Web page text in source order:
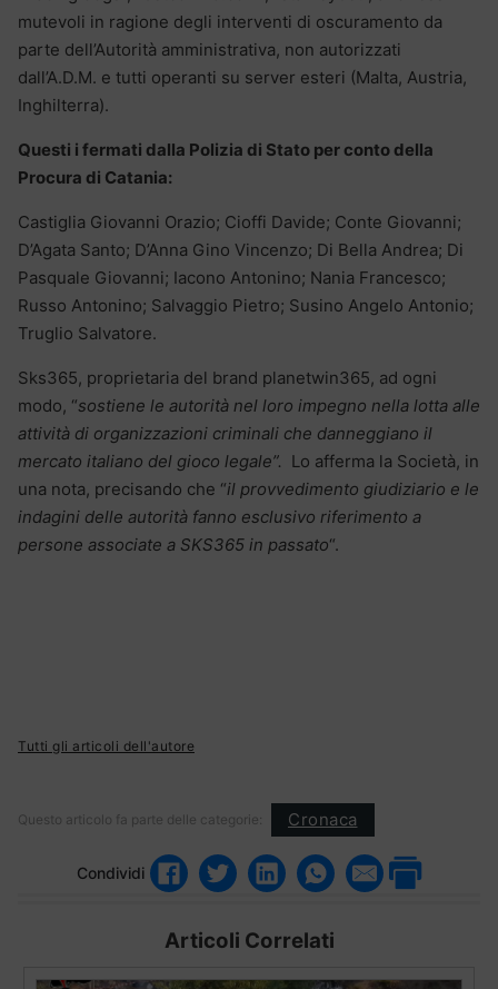
mutevoli in ragione degli interventi di oscuramento da
parte dell’Autorità amministrativa, non autorizzati
dall’A.D.M. e tutti operanti su server esteri (Malta, Austria,
Inghilterra).
Questi i fermati dalla Polizia di Stato per conto della
Procura di Catania:
Castiglia Giovanni Orazio; Cioffi Davide; Conte Giovanni;
D’Agata Santo; D’Anna Gino Vincenzo; Di Bella Andrea; Di
Pasquale Giovanni; Iacono Antonino; Nania Francesco;
Russo Antonino; Salvaggio Pietro; Susino Angelo Antonio;
Truglio Salvatore.
Sks365, proprietaria del brand planetwin365, ad ogni
modo, “sostiene le autorità nel loro impegno nella lotta alle
attività di organizzazioni criminali che danneggiano il
mercato italiano del gioco legale”. Lo afferma la Società, in
una nota, precisando che “il provvedimento giudiziario e le
indagini delle autorità fanno esclusivo riferimento a
persone associate a SKS365 in passato“.
Tutti gli articoli dell'autore
Questo articolo fa parte delle categorie: Cronaca
Condividi
Articoli Correlati